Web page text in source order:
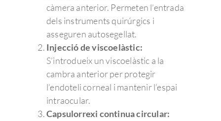
càmera anterior. Permeten l’entrada
dels instruments quirúrgics i
asseguren autosegellat.
Injecció de viscoelàstic:
S’introdueix un viscoelàstic a la
cambra anterior per protegir
l’endoteli corneal i mantenir l’espai
intraocular.
Capsulorrexi continua circular: